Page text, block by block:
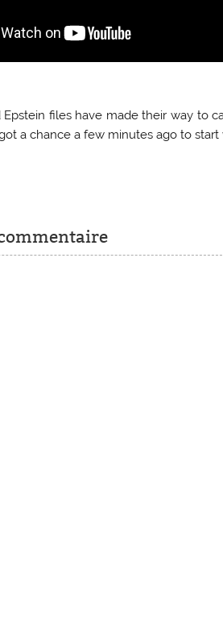
files have made their way to
a chance a few minutes ago to